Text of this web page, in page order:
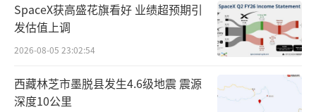
SpaceX获高盛花旗看好 业绩超预期引
发估值上调
2026-08-05 23:02:54
西藏林芝市墨脱县发生4.6级地震 震源
深度10公里